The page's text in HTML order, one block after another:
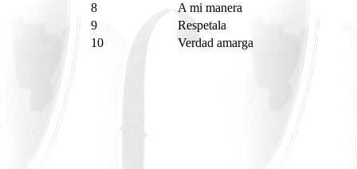
8
A mi manera
9
Respetala
10
Verdad amarga